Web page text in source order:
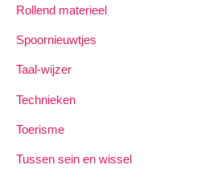
Rollend materieel
Spoornieuwtjes
Taal-wijzer
Technieken
Toerisme
Tussen sein en wissel